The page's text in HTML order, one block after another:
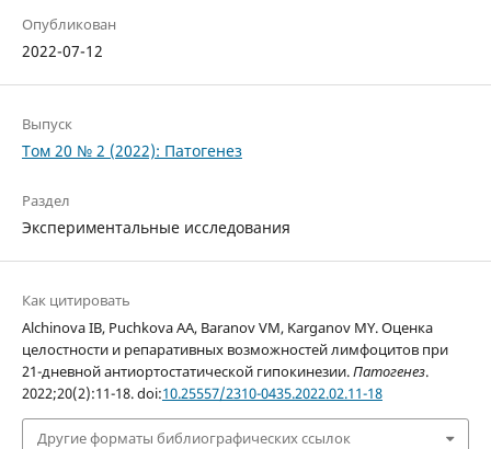
Опубликован
2022-07-12
Выпуск
Том 20 № 2 (2022): Патогенез
Раздел
Экспериментальные исследования
Как цитировать
Alchinova IB, Puchkova AA, Baranov VM, Karganov MY. Оценка
целостности и репаративных возможностей лимфоцитов при
21-дневной антиортостатической гипокинезии.Патогенез.
2022;20(2):11-18. doi:10.25557/2310-0435.2022.02.11-18
Другие форматы библиографических ссылок